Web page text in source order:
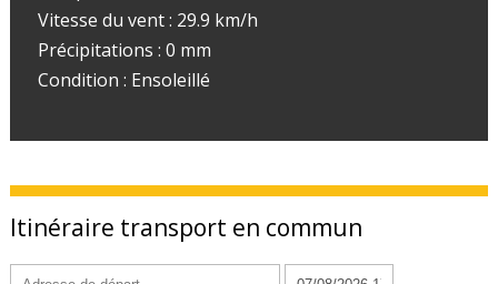
Vitesse du vent : 29.9 km/h
Précipitations : 0 mm
Condition : Ensoleillé
Itinéraire transport en commun